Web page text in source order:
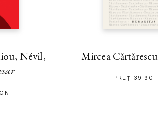
Névil,
Mircea
PREȚ 39.90